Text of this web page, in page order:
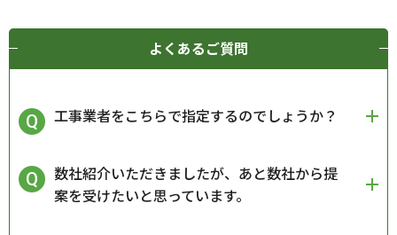
よくあるご質問
工事業者をこちらで指定するのでしょうか？
数社紹介いただきましたが、あと数社から提
案を受けたいと思っています。